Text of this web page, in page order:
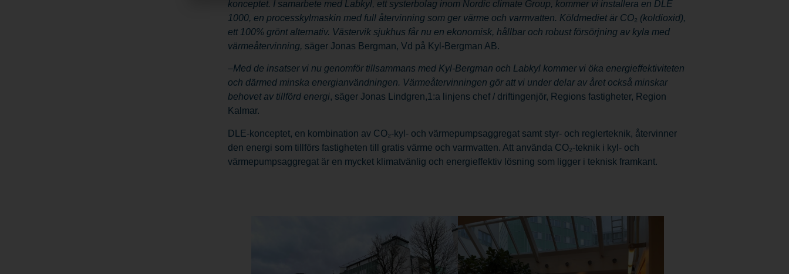
konceptet. I samarbete med Labkyl, ett systerbolag inom Nordic climate Group, kommer vi installera en DLE
1000, en processkylmaskin med full återvinning som ger värme och varmvatten. Köldmediet är CO₂ (koldioxid),
ett 100% grönt alternativ. Västervik sjukhus får nu en ekonomisk, hållbar och robust försörjning av kyla med
värmeåtervinning, säger Jonas Bergman, Vd på Kyl-Bergman AB.
–Med de insatser vi nu genomför tillsammans med Kyl-Bergman och Labkyl kommer vi öka energieffektiviteten
och därmed minska energianvändningen. Värmeåtervinningen gör att vi under delar av året också minskar
behovet av tillförd energi, säger Jonas Lindgren,1:a linjens chef / driftingenjör, Regions fastigheter, Region
Kalmar.
DLE-konceptet, en kombination av CO₂-kyl- och värmepumpsaggregat samt styr- och reglerteknik, återvinner
den energi som tillförs fastigheten till gratis värme och varmvatten. Att använda CO₂-teknik i kyl- och
värmepumpsaggregat är en mycket klimatvänlig och energieffektiv lösning som ligger i teknisk framkant.